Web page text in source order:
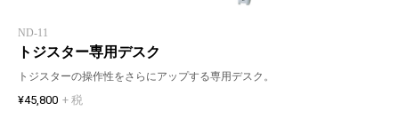
ND-11
トジスター専用デスク
トジスターの操作性をさらにアップする専用デスク。
¥45,800 + 税